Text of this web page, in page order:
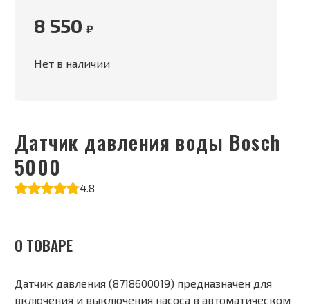
Датчик давления воды Bosch
5000
4.8
8 550 ₽
Нет в наличии
О ТОВАРЕ
Датчик давления (8718600019) предназначен для
включения и выключения насоса в автоматическом